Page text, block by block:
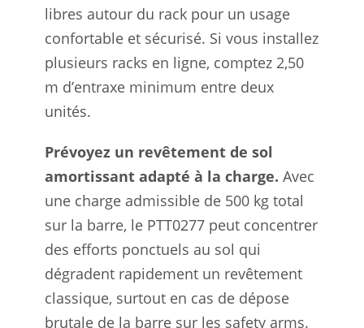
libres autour du rack pour un usage
confortable et sécurisé. Si vous installez
plusieurs racks en ligne, comptez 2,50
m d’entraxe minimum entre deux
unités.
Prévoyez un revêtement de sol
amortissant adapté à la charge. Avec
une charge admissible de 500 kg total
sur la barre, le PTT0277 peut concentrer
des efforts ponctuels au sol qui
dégradent rapidement un revêtement
classique, surtout en cas de dépose
brutale de la barre sur les safety arms.